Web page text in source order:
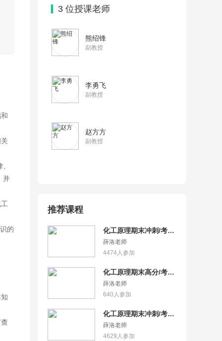
并
的
3 位授课老师
熊绍锋
副教授
李勇飞
副教授
赵方方
副教授
推荐课程
化工原理期末冲刺/考
研-6小时突击化工原理·
上
薛洛老师
4474人参加
化工原理期末高分/考
研-10小时精讲化工原
理·下
薛洛老师
640 人参加
化工原理期末冲刺/考
研-7小时突击化工原理·
下
薛洛老师
4629 人参加